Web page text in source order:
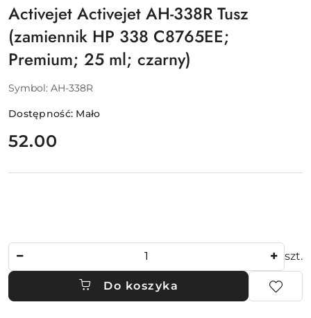
Activejet Activejet AH-338R Tusz
(zamiennik HP 338 C8765EE;
Premium; 25 ml; czarny)
Symbol: AH-338R
Dostępność: Mało
cena:
52.00
szt.
Do koszyka